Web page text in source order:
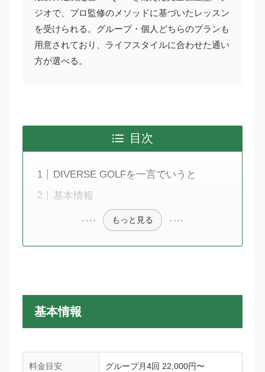
ジオで、プロ監修のメソッドに基づいたレッスン
を受けられる。グループ・個人どちらのプランも
用意されており、ライフスタイルに合わせた通い
方が選べる。
目次
DIVERSE GOLFを一言でいうと
基本情報
もっと見る
基本情報
料金目安 グループ月4回 22,000円〜